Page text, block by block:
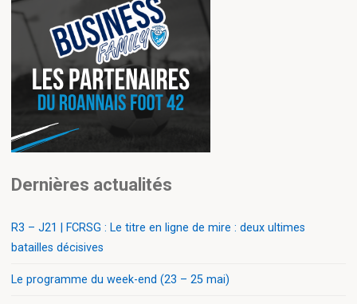
Dernières actualités
R3 – J21 | FCRSG : Le titre en ligne de mire : deux ultimes
batailles décisives
Le programme du week-end (23 – 25 mai)